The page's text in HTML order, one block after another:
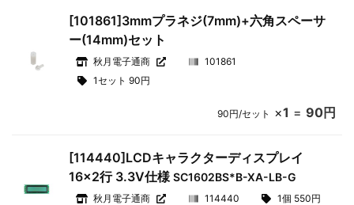
[101861]3mmプラネジ(7mm)+六角スペーサ
ー(14mm)セット
秋月電子通商
101861
1セット 90円
90円/セット ×1 = 90円
[114440]LCDキャラクターディスプレイ
16×2行 3.3V仕様SC1602BS*B-XA-LB-G
秋月電子通商 114440 1個 550円